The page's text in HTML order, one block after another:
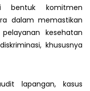
bentuk komitmen
dalam memastikan
kesehatan
khususnya
lapangan, kasus